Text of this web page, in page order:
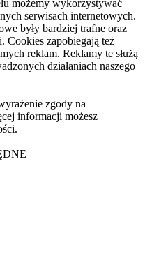
możemy wykorzystywać
serwisach internetowych.
były bardziej trafne oraz
Cookies zapobiegają też
reklam. Reklamy te służą
działaniach naszego
zgody na
informacji możesz